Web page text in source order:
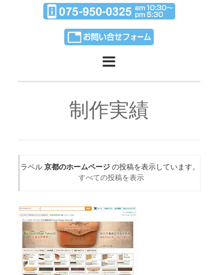
制作実績
ラベル京都のホームページの投稿を表示しています。
すべての投稿を表示